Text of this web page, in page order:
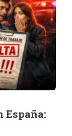
España: